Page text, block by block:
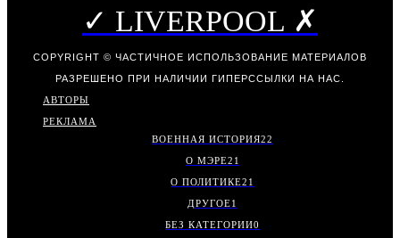
✓ LIVERPOOL ✗
COPYRIGHT © ЧАСТИЧНОЕ ИСПОЛЬЗОВАНИЕ МАТЕРИАЛОВ
РАЗРЕШЕНО ПРИ НАЛИЧИИ ГИПЕРССЫЛКИ НА НАС.
АВТОРЫ
РЕКЛАМА
ВОЕННАЯ ИСТОРИЯ22
О МЭРЕ21
О ПОЛИТИКЕ21
ДРУГОЕ1
БЕЗ КАТЕГОРИИ0